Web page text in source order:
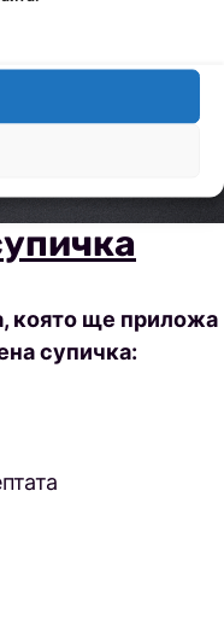
която ще приложа
супичка: